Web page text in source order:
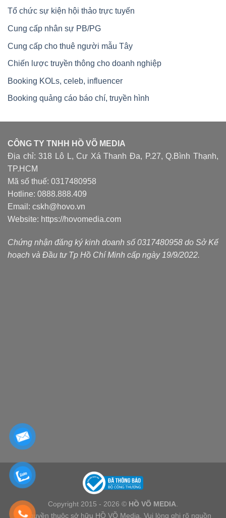
Tổ chức sự kiện hội thảo trực tuyến
Cung cấp nhân sự PB/PG
Cung cấp cho thuê người mẫu Tây
Chiến lược truyền thông cho doanh nghiệp
Booking KOLs, celeb, influencer
Booking quảng cáo báo chí, truyền hình
CÔNG TY TNHH HỒ VÕ MEDIA
Địa chỉ: 318 Lô L, Cư Xá Thanh Đa, P.27, Q.Bình Thạnh,
TP.HCM
Mã số thuế: 0317480958
Hotline: 0888.888.409
Email: cskh@hovo.vn
Website: https://hovomedia.com
Chứng nhận đăng ký kinh doanh số 0317480958 do Sở Kế
hoạch và Đầu tư Tp Hồ Chí Minh cấp ngày 19/9/2022.
Copyright 2015 - 2026 © HỒ VÕ MEDIA
Bản quyền thuộc sở hữu HỒ VÕ Media. Vui lòng ghi rõ nguồn